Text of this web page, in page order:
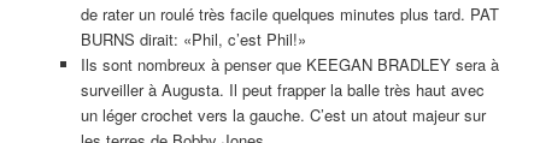
de rater un roulé très facile quelques minutes plus tard. PAT
BURNS dirait: «Phil, c’est Phil!»
Ils sont nombreux à penser que KEEGAN BRADLEY sera à
surveiller à Augusta. Il peut frapper la balle très haut avec
un léger crochet vers la gauche. C’est un atout majeur sur